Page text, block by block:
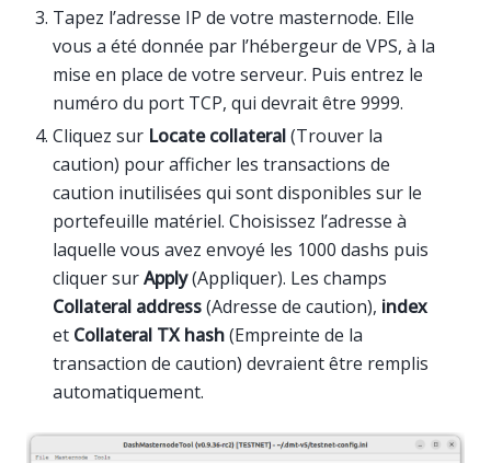
Tapez l’adresse IP de votre masternode. Elle
vous a été donnée par l’hébergeur de VPS, à la
mise en place de votre serveur. Puis entrez le
numéro du port TCP, qui devrait être 9999.
Cliquez sur Locate collateral(Trouver la
caution) pour afficher les transactions de
caution inutilisées qui sont disponibles sur le
portefeuille matériel. Choisissez l’adresse à
laquelle vous avez envoyé les 1000 dashs puis
cliquer surApply(Appliquer). Les champs
Collateral address(Adresse de caution), index
et Collateral TX hash(Empreinte de la
transaction de caution) devraient être remplis
automatiquement.